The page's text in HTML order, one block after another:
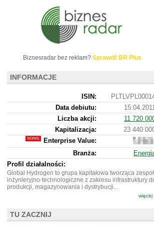
Biznesradar bez reklam? Sprawdź BR Plus
INFORMACJE
ISIN:
Data debiutu:
Liczba akcji:
11 720
Kapitalizacja:
23 440
Enterprise Value:
Branża:
Profil działalności:
Global Hydrogen to grupa kapitałowa tworząca
inżynieryjno-technologiczne z zakresu infrastruktury
produkcji, magazynowania i dystrybucji...
więcej
TU ZACZNIJ